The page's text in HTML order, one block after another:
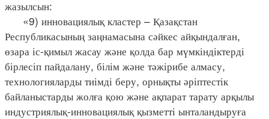
жазылсын:
«9) инновациялық кластер – Қазақстан
Республикасының заңнамасына сәйкес айқындалған,
өзара іс-қимыл жасау және қолда бар мүмкіндіктерді
бірлесіп пайдалану, білім және тәжірибе алмасу,
технологияларды тиімді беру, орнықты әріптестік
байланыстарды жолға қою және ақпарат тарату арқылы
индустриялық-инновациялық қызметті ынталандыруға